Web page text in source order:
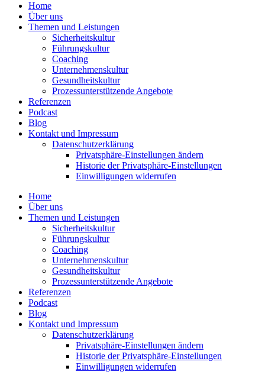
Home
Über uns
Themen und Leistungen
Sicher­heits­kultur
Führungs­kultur
Coaching
Unter­neh­mens­kultur
Gesund­heits­kultur
Prozess­un­ter­stüt­zende Angebote
Referenzen
Podcast
Blog
Kontakt und Impressum
Daten­schutz­er­klärung
Privat­sphäre-Einstel­lungen ändern
Historie der Privat­sphäre-Einstel­lungen
Einwil­li­gungen wider­rufen
Home
Über uns
Themen und Leistungen
Sicher­heits­kultur
Führungs­kultur
Coaching
Unter­neh­mens­kultur
Gesund­heits­kultur
Prozess­un­ter­stüt­zende Angebote
Referenzen
Podcast
Blog
Kontakt und Impressum
Daten­schutz­er­klärung
Privat­sphäre-Einstel­lungen ändern
Historie der Privat­sphäre-Einstel­lungen
Einwil­li­gungen wider­rufen